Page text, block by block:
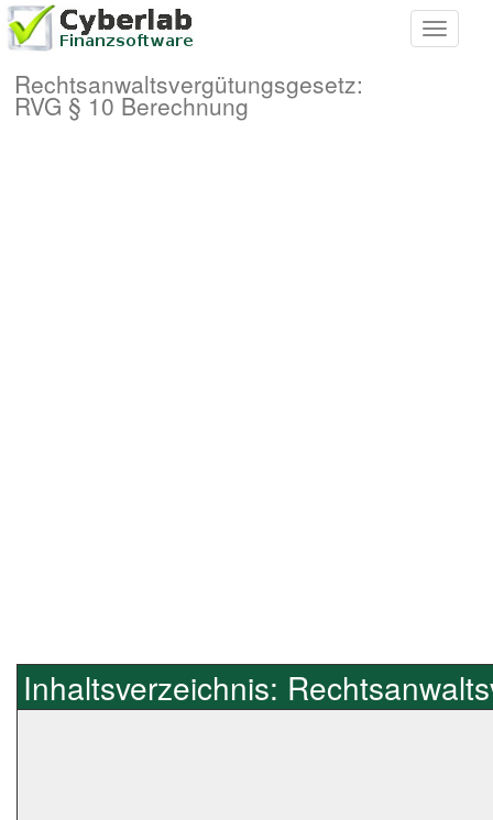
Toggle
Rechtsanwaltsvergütungsgesetz:
RVG § 10 Berechnung
Inhaltsverzeichnis: